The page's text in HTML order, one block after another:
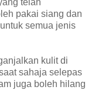
telah
pakai siang dan
semua jenis
kulit di
sahaja selepas
juga boleh hilang